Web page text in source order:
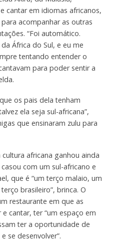
cantar em idiomas africanos,
acompanhar as outras
“Foi automático.
África do Sul, e eu me
tentando entender o
para poder sentir a
os pais dela tenham
ela seja sul-africana”,
que ensinaram zulu para
cultura africana ganhou ainda
com um sul-africano e
que é “um terço malaio, um
brasileiro”, brinca. O
restaurante em que as
cantar, ter “um espaço em
ter a oportunidade de
se desenvolver”.